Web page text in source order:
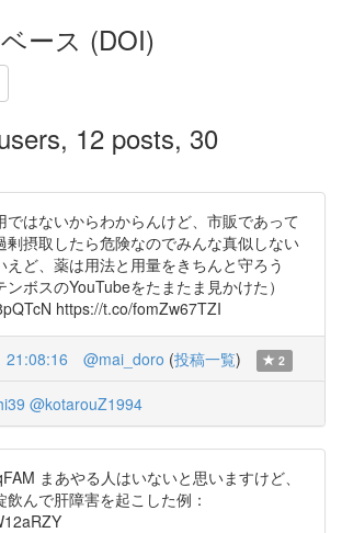
ース (DOI)
12 posts, 30
ではないからわからんけど、市販であって
剰摂取したら危険なのでみんな真似しない
えど、薬は用法と用量をきちんと守ろう
ボスのYouTubeをたまたま見かけた）
https://t.co/fomZw67TZI
21:08:16 @mai_doro (投稿一覧) 2
@kotarouZ1994
まあやる人はいないと思いますけど、
んで肝障害を起こした例：